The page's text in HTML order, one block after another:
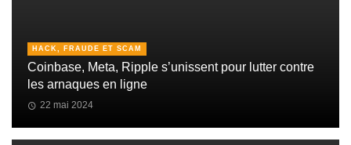
HACK, FRAUDE ET SCAM
Coinbase, Meta, Ripple s’unissent pour lutter contre
les arnaques en ligne
22 mai 2024